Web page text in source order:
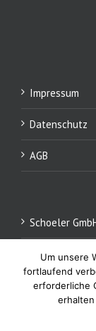
Impressum
Datenschutz
AGB
Schoeler
Um unsere
fortlaufend
erforderliche